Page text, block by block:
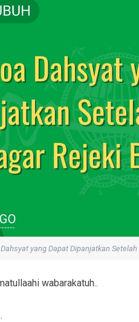
yang Dapat Dipanjatkan
wabarakatuh..